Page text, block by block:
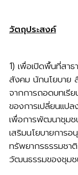
วัตถุประสงค์
1) เพื่อเปิดพื้นที่สา
สังคม นักนโยบาย
จากการถอดบทเรี
ของการเปลี่ยนแปล
เพื่อการพัฒนาชุมช
เสริมนโยบายการ
ทรัพยากรธรรมชา
วัฒนธรรมของชุมช